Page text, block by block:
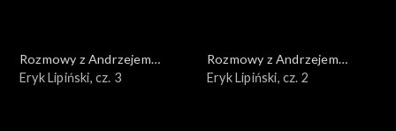
Rozmowy z Andrzejem
Doboszem
Eryk Lipiński, cz. 3
Rozmowy z Andrzejem
Doboszem
Eryk Lipiński, cz. 2